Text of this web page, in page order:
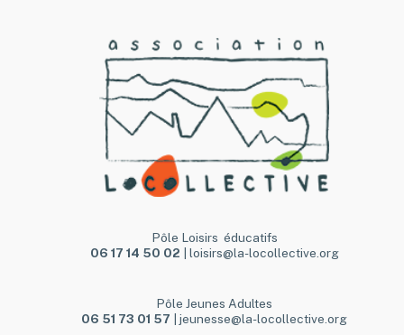
Pôle Loisirs éducatifs
06 17 14 50 02 | loisirs@la-locollective.org
Pôle Jeunes Adultes
06 51 73 01 57 | jeunesse@la-locollective.org